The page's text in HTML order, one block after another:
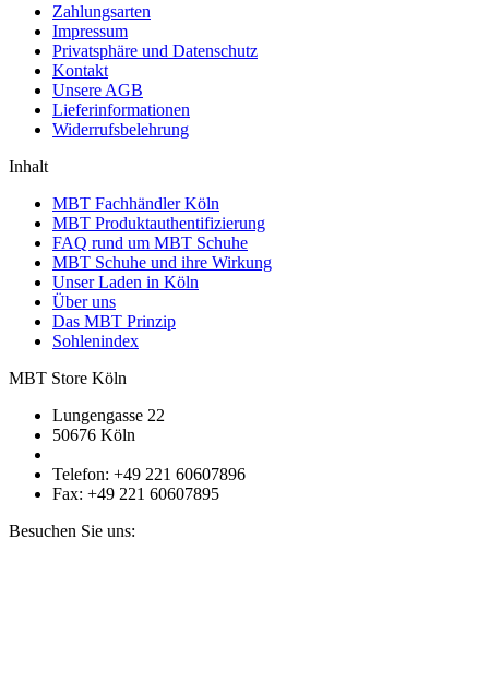
Zahlungsarten
Impressum
Privatsphäre und Datenschutz
Kontakt
Unsere AGB
Lieferinformationen
Widerrufsbelehrung
Inhalt
MBT Fachhändler Köln
MBT Produktauthentifizierung
FAQ rund um MBT Schuhe
MBT Schuhe und ihre Wirkung
Unser Laden in Köln
Über uns
Das MBT Prinzip
Sohlenindex
MBT Store Köln
Lungengasse 22
50676 Köln
Telefon: +49 221 60607896
Fax: +49 221 60607895
Besuchen Sie uns: